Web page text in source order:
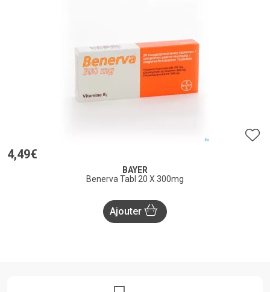
4,49€
BAYER
Benerva Tabl 20 X 300mg
Ajouter